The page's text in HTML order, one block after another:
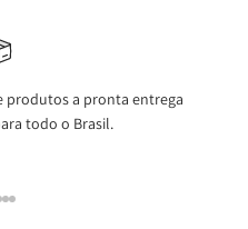
produtos a pronta entrega
todo o Brasil.